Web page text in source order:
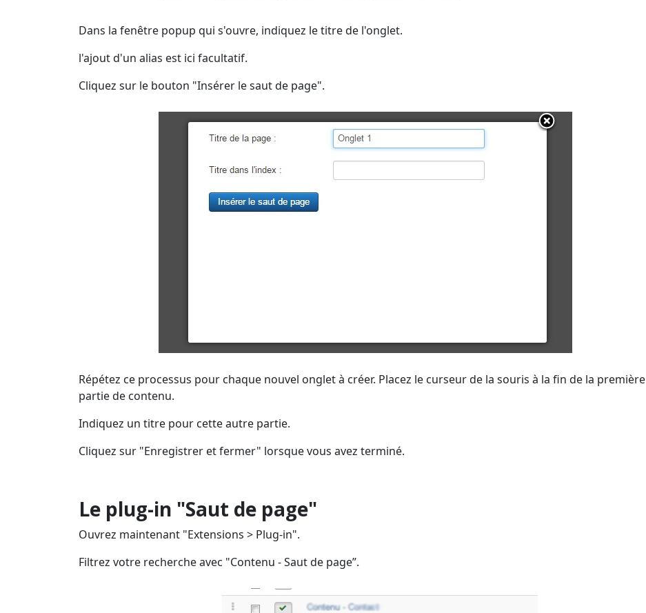
Dans la fenêtre popup qui s'ouvre, indiquez le titre de l'onglet.
l'ajout d'un alias est ici facultatif.
Cliquez sur le bouton "Insérer le saut de page".
Répétez ce processus pour chaque nouvel onglet à créer. Placez le curseur de la souris à la fin de la première
partie de contenu.
Indiquez un titre pour cette autre partie.
Cliquez sur "Enregistrer et fermer" lorsque vous avez terminé.
Le plug-in "Saut de page"
Ouvrez maintenant "Extensions > Plug-in".
Filtrez votre recherche avec "Contenu - Saut de page”.